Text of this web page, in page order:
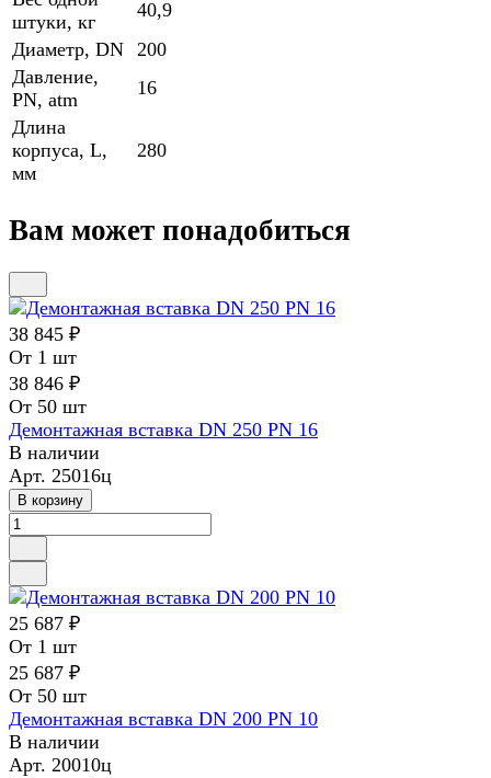
штуки, кг
40,9
Диаметр, DN 200
Давление,
PN, atm
16
Длина
корпуса, L,
мм
280
Вам может понадобиться
38 845 ₽
От 1 шт
38 846 ₽
От 50 шт
Демонтажная вставка DN 250 PN 16
В наличии
Арт. 25016ц
В корзину
25 687 ₽
От 1 шт
25 687 ₽
От 50 шт
Демонтажная вставка DN 200 PN 10
В наличии
Арт. 20010ц